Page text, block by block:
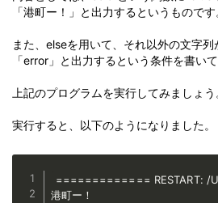
「港町ー！」と出力するというものです
また、elseを用いて、それ以外の文字列
「error」と出力するという条件を書いて
上記のプログラムを実行してみましょう
実行すると、以下のようになりました。
============= RESTART:
港町ー！